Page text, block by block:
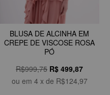
BLUSA DE ALCINHA EM
CREPE DE VISCOSE ROSA
PÓ
R$999,75 R$ 499,87
ou em 4 x de R$124,97